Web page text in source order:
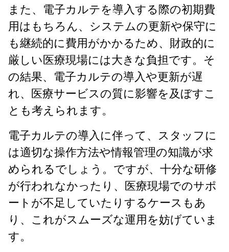
また、電子カルテを導入する際の初期費
用はもちろん、システムの更新や保守に
も継続的に費用がかかるため、財政的に
厳しい医療現場には大きな負担です。そ
の結果、電子カルテの導入や更新が遅
れ、医療サービスの質に影響を及ぼすこ
とも考えられます。
電子カルテの導入に伴って、スタッフに
は適切な操作方法や情報管理の知識が求
められるでしょう。ですが、十分な研修
が行われなかったり、医療現場でのサポ
ートが不足していたりするケースもあ
り、これがスムーズな運用を妨げていま
す。